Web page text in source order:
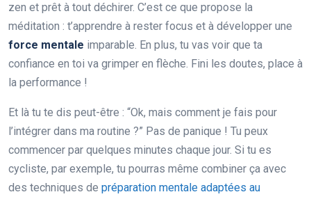
zen et prêt à tout déchirer. C’est ce que propose la
méditation : t’apprendre à rester focus et à développer une
force mentale imparable. En plus, tu vas voir que ta
confiance en toi va grimper en flèche. Fini les doutes, place à
la performance !
Et là tu te dis peut-être : “Ok, mais comment je fais pour
l’intégrer dans ma routine ?” Pas de panique ! Tu peux
commencer par quelques minutes chaque jour. Si tu es
cycliste, par exemple, tu pourras même combiner ça avec
des techniques de préparation mentale adaptées au